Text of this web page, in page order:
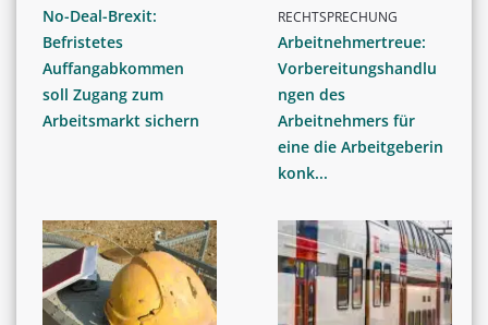
No-Deal-Brexit:
Befristetes
Auffangabkommen
soll Zugang zum
Arbeitsmarkt sichern
RECHTSPRECHUNG
Arbeitnehmertreue:
Vorbereitungshandlu
ngen des
Arbeitnehmers für
eine die Arbeitgeberin
konk...